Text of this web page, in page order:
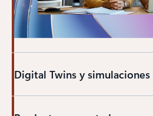
Digital Twins y simulaciones